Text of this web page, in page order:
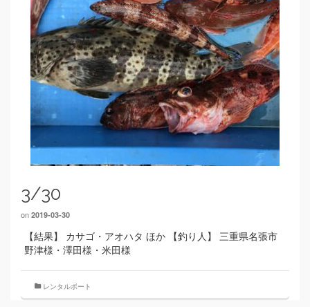
3/30
on 2019-03-30
【結果】 カサゴ・アオハタ ほか 【釣り人】 三重県名張市
野津様・澤田様・米田様
レンタルボート